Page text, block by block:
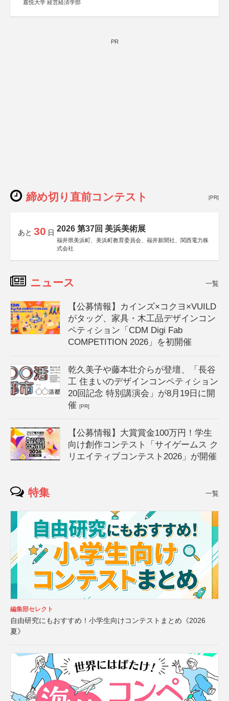
嘉悦大学 経営経済学部
PR
締め切り直前コンテスト [PR]
あと 30 日 2026 第37回 美浜美術展
福井県美浜町、美浜町教育委員会、福井新聞社、関西電力株
式会社
ニュース 一覧
【公募情報】カインズ×コクヨ×VUILD
がタッグ、家具・木工品デザインコン
ペティション「CDM Digi Fab
COMPETITION 2026」を初開催
乾久美子や藤本壮介らが登壇、「長谷
工 住まいのデザインコンペティション
20回記念 特別講演会」が8月19日に開
催[PR]
【公募情報】大賞賞金100万円！学生
向け創作コンテスト「サイゲームス ク
リエイティブコンテスト2026」が開催
特集 一覧
編集部セレクト
自由研究にもおすすめ！小学生向けコンテストまとめ《2026
夏》